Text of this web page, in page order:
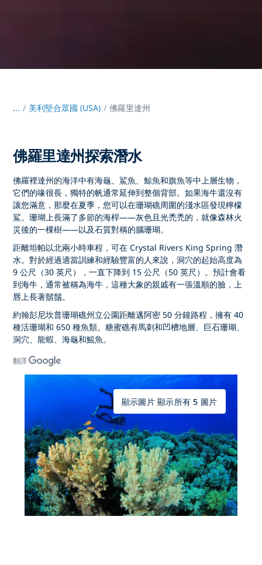
... / 美利堅合眾國 (USA) 佛羅里達州
佛羅里達州探索潛水
佛羅裡達州的海洋中有海龜、鯊魚、鯨魚和旗魚等中上層生物，
它們的喙很長，獨特的帆通常延伸到整個背部。如果海牛還沒有
讓您滿意，那麼在夏季，您可以在珊瑚礁周圍的淺水區發現檸檬
鯊。珊瑚上長滿了多節的海桿——灰色且光禿禿的，就像森林火
災後的一棵樹——以及石質對稱的腦珊瑚。
距離坦帕以北兩小時車程，可在 Crystal Rivers King Spring 潛
水。對於經過適當訓練和經驗豐富的人來說，洞穴的起始高度為
9 公尺（30 英尺），一直下降到 15 公尺（50 英尺）。預計會看
到海牛，通常被稱為海牛，這種大象的親戚有一張溫順的臉，上
唇上長著鬍鬚。
約翰彭尼坎普珊瑚礁州立公園距離邁阿密 50 分鐘路程，擁有 40
種活珊瑚和 650 種魚類。糖蜜礁有馬刺和凹槽地層、巨石珊瑚、
洞穴、龍蝦、海龜和鰩魚。
翻譯
顯示圖片 顯示所有 5 圖片